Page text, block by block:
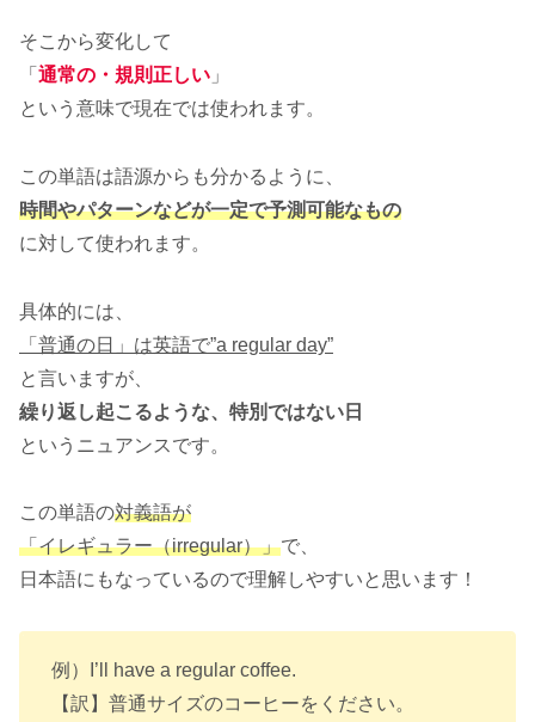
そこから変化して
「 通常の・規則正しい 」
という意味で現在では使われます。
この単語は語源からも分かるように、
時間やパターンなどが一定で予測可能なもの
に対して使われます。
具体的には、
「普通の日」は英語で”a regular day”
と言いますが、
繰り返し起こるような、特別ではない日
というニュアンスです。
この単語の対義語が
「イレギュラー（irregular）」で、
日本語にもなっているので理解しやすいと思います！
例）I’ll have a regular coffee.
【訳】普通サイズのコーヒーをください。